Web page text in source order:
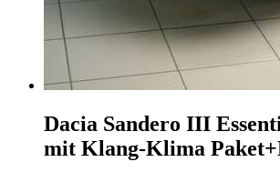
Dacia Sandero III
mit Klang-Klima